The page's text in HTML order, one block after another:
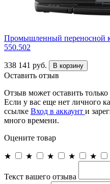
Промышленный переносной
550.502
338 141 руб. В корзину
Оставить отзыв
Отзыв может оставить
Если у вас еще нет личного
ссылке Вход в аккаунт и
много времени.
Оцените товар
★ ★ ★ ★ ★
Текст вашего отзыва